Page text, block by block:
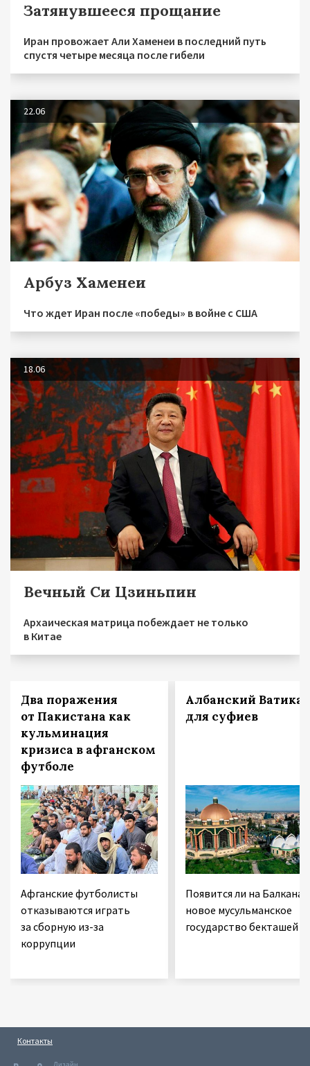
Затянувшееся прощание
Иран провожает Али Хаменеи в последний путь
спустя четыре месяца после гибели
22.06
Арбуз Хаменеи
Что ждет Иран после «победы» в войне с США
18.06
Вечный Си Цзиньпин
Архаическая матрица побеждает не только
в Китае
Два поражения
от Пакистана как
кульминация
кризиса в афганском
футболе
Афганские футболисты
отказываются играть
за сборную из-за
коррупции
Албанский
для суфиев
Появится ли на Балканах
новое мусульманское
государство бекташей
Контакты
Дизайн